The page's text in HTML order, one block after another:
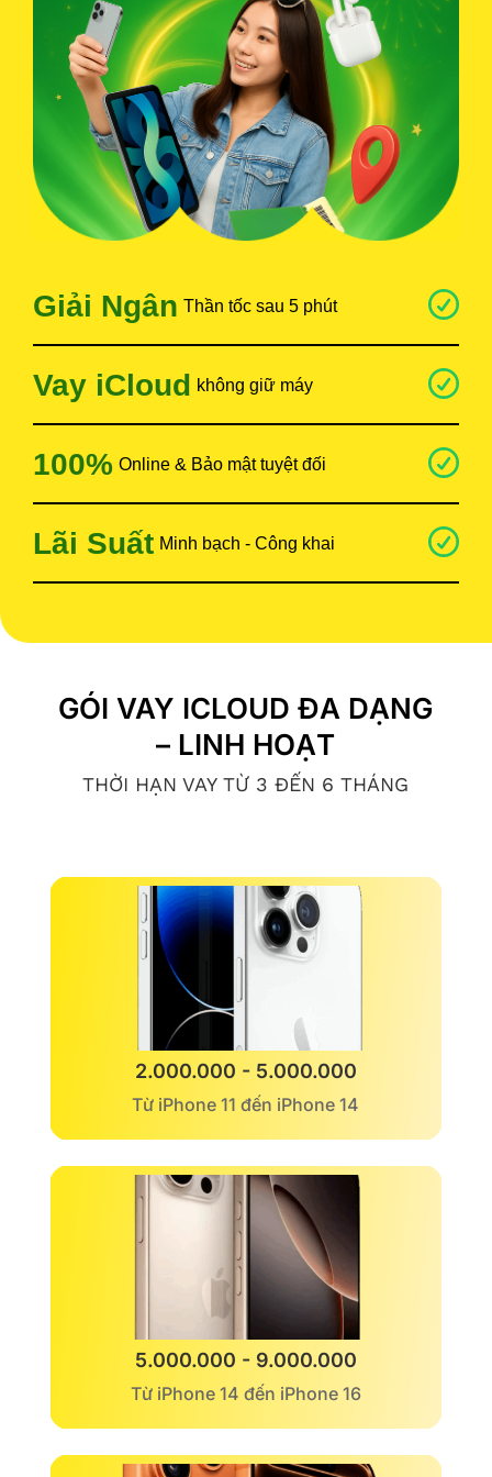
Giải Ngân Thần tốc sau 5 phút
Vay iCloud không giữ máy
100% Online & Bảo mật tuyệt đối
Lãi Suất Minh bạch - Công khai
GÓI VAY ICLOUD ĐA DẠNG
– LINH HOẠT
THỜI HẠN VAY TỪ 3 ĐẾN 6 THÁNG
2.000.000 - 5.000.000
Từ iPhone 11 đến iPhone 14
5.000.000 - 9.000.000
Từ iPhone 14 đến iPhone 16